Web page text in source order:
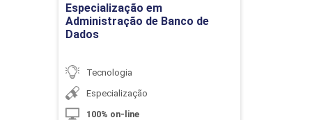
Aplicações de Blockchain
10h
Especialização em
Administração de Banco de
Dados
Tecnologia
Especialização
100% on-line